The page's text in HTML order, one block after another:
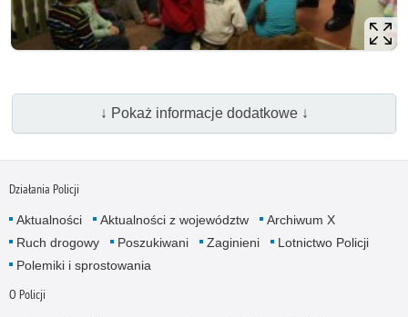
↓ Pokaż informacje dodatkowe ↓
Działania Policji
Aktualności Aktualności z województw
Archiwum X
Ruch drogowy
Poszukiwani Zaginieni
Lotnictwo Policji
Polemiki i sprostowania
O Policji